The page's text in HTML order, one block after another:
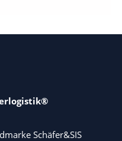
Schäfer&SIS